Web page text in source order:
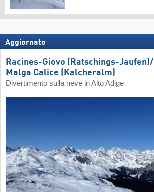
Aggiornato
Racines-Giovo (Ratschings-Jaufen)/​
Malga Calice (Kalcheralm)
Divertimento sulla neve in Alto Adige